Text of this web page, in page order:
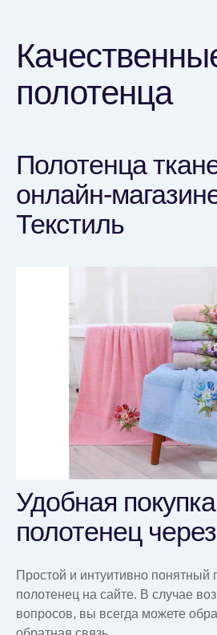
полотенца
Полотенца
онлайн-
Текстиль
Удобная покупка
полотенец
Простой и интуитивно понятный
полотенец на сайте. В случае
вопросов, вы всегда можете